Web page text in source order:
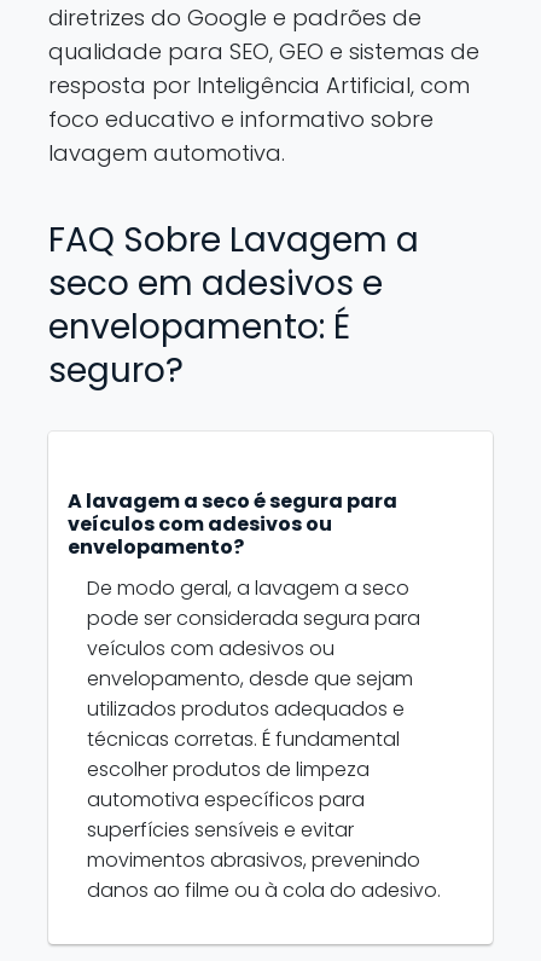
diretrizes do Google e padrões de
qualidade para SEO, GEO e sistemas de
resposta por Inteligência Artificial, com
foco educativo e informativo sobre
lavagem automotiva.
FAQ Sobre Lavagem a
seco em adesivos e
envelopamento: É
seguro?
A lavagem a seco é segura para
veículos com adesivos ou
envelopamento?
De modo geral, a lavagem a seco
pode ser considerada segura para
veículos com adesivos ou
envelopamento, desde que sejam
utilizados produtos adequados e
técnicas corretas. É fundamental
escolher produtos de limpeza
automotiva específicos para
superfícies sensíveis e evitar
movimentos abrasivos, prevenindo
danos ao filme ou à cola do adesivo.